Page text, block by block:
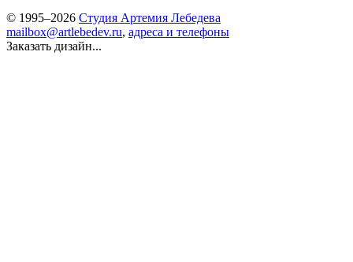
© 1995–2026 Студия Артемия Лебедева
mailbox@artlebedev.ru, адреса и телефоны
Заказать дизайн...